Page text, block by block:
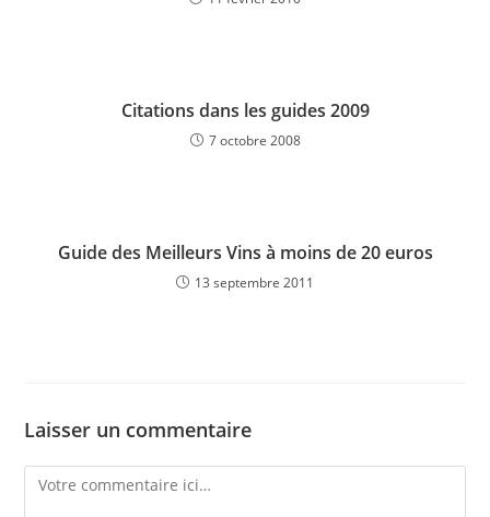
Citations dans les guides 2009
7 octobre 2008
Guide des Meilleurs Vins à moins de 20 euros
13 septembre 2011
Laisser un commentaire
Comment